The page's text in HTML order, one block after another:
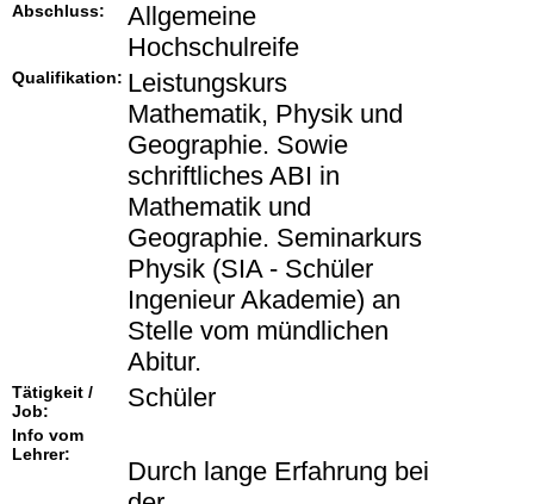
Abschluss:
Allgemeine
Hochschulreife
Qualifikation: Leistungskurs
Mathematik, Physik und
Geographie. Sowie
schriftliches ABI in
Mathematik und
Geographie. Seminarkurs
Physik (SIA - Schüler
Ingenieur Akademie) an
Stelle vom mündlichen
Abitur.
Tätigkeit /
Job:
Schüler
Info vom
Lehrer:
Durch lange Erfahrung bei